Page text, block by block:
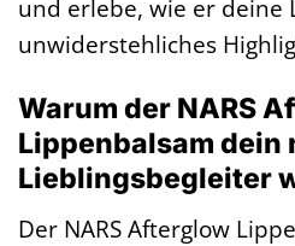
und erlebe, wie er deine
unwiderstehliches
Warum der NARS
Lippenbalsam dein
Lieblingsbegleiter
Der NARS Afterglow